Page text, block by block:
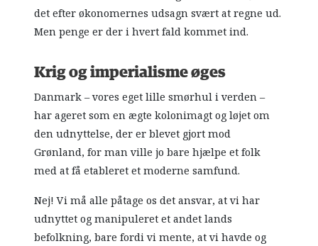
det efter økonomernes udsagn svært at regne ud.
Men penge er der i hvert fald kommet ind.
Krig og imperialisme øges
Danmark – vores eget lille smørhul i verden –
har ageret som en ægte kolonimagt og løjet om
den udnyttelse, der er blevet gjort mod
Grønland, for man ville jo bare hjælpe et folk
med at få etableret et moderne samfund.
Nej! Vi må alle påtage os det ansvar, at vi har
udnyttet og manipuleret et andet lands
befolkning, bare fordi vi mente, at vi havde og